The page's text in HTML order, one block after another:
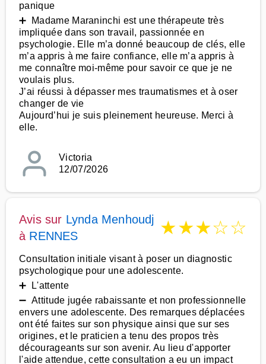
panique
➕ Madame Maraninchi est une thérapeute très
impliquée dans son travail, passionnée en
psychologie. Elle m’a donné beaucoup de clés, elle
m’a appris à me faire confiance, elle m’a appris à
me connaître moi-même pour savoir ce que je ne
voulais plus.
J’ai réussi à dépasser mes traumatismes et à oser
changer de vie
Aujourd’hui je suis pleinement heureuse. Merci à
elle.
Victoria
12/07/2026
Avis sur Lynda Menhoudj
à RENNES ★★★☆☆
Consultation initiale visant à poser un diagnostic
psychologique pour une adolescente.
➕ L'attente
➖ Attitude jugée rabaissante et non professionnelle
envers une adolescente. Des remarques déplacées
ont été faites sur son physique ainsi que sur ses
origines, et le praticien a tenu des propos très
décourageants sur son avenir. Au lieu d'apporter
l'aide attendue, cette consultation a eu un impact